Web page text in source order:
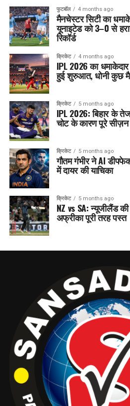
फुटबॉल 4 months ago
मैनचेस्टर सिटी का
यूनाइटेड को 3–0 से
रिकॉर्ड
क्रिकेट 4 months ago
IPL 2026 का
हुई शुरुआत, धोनी कुछ
क्रिकेट 5 months ago
IPL 2026: बिहार के
चोट के कारण पूरे सीज़न
क्रिकेट 5 months ago
गौतम गंभीर ने AI
में दायर की याचिका
क्रिकेट 5 months ago
NZ vs SA: न्यूजीलैंड
अफ्रीका पूरी तरह पस्त